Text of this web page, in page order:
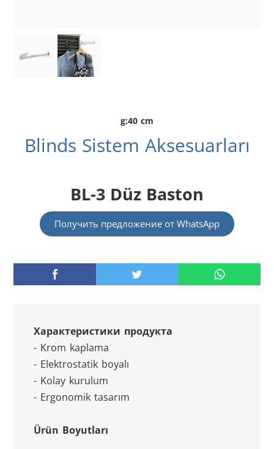
g:40 cm
Blinds Sistem Aksesuarları
BL-3 Düz Baston
Получить предложение от WhatsApp
Характеристики продукта
- Krom kaplama
- Elektrostatik boyalı
- Kolay kurulum
- Ergonomik tasarım
Ürün Boyutları